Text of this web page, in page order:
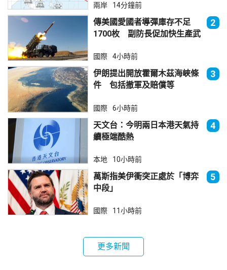
兩岸 14分鐘前
傳美國愛國者導彈庫存不足
1700枚 副防長促加快生產武
2
國際 4小時前
伊朗提出開放霍爾木茲海峽條
件 包括撤軍及賠償等
3
國際 6小時前
天文台：今明兩日本港天氣持
續極端酷熱
4
本地 10小時前
萬斯指美伊衝突正處於「博弈
中段」
5
國際 11小時前
更多新聞